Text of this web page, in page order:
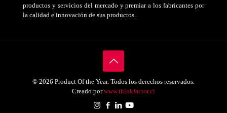
productos y servicios del mercado y premiar a los fabricantes por
la calidad e innovación de sus productos.
© 2026 Product Of the Year. Todos los derechos reservados.
Creado porwww.thinkfactor.cl